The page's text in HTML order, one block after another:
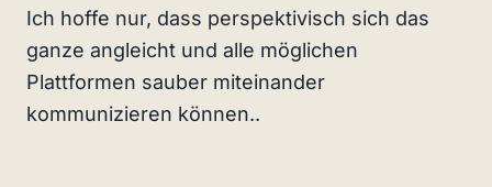
Ich hoffe nur, dass perspektivisch sich das
ganze angleicht und alle möglichen
Plattformen sauber miteinander
kommunizieren können..